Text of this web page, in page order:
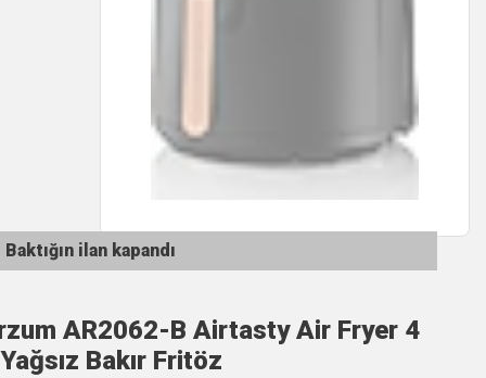
Baktığın ilan kapandı
AR2062-B Airtasty Air Fryer 4
Bakır Fritöz